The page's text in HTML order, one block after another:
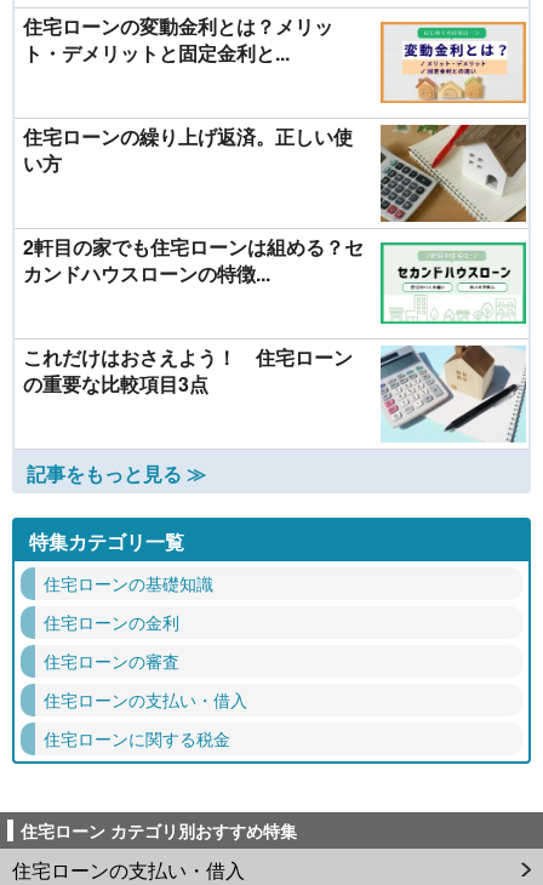
住宅ローンの変動金利とは？メリッ
ト・デメリットと固定金利と...
住宅ローンの繰り上げ返済。正しい使
い方
2軒目の家でも住宅ローンは組める？セ
カンドハウスローンの特徴...
これだけはおさえよう！ 住宅ローン
の重要な比較項目3点
記事をもっと見る ≫
特集カテゴリ一覧
住宅ローンの基礎知識
住宅ローンの金利
住宅ローンの審査
住宅ローンの支払い・借入
住宅ローンに関する税金
住宅ローン カテゴリ別おすすめ特集
住宅ローンの支払い・借入